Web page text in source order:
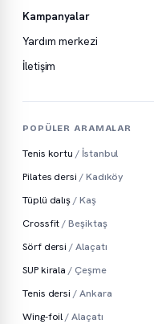
Kampanyalar
Yardım merkezi
İletişim
POPÜLER ARAMALAR
Tenis kortu/ İstanbul
Pilates dersi / Kadıköy
Tüplü dalış/ Kaş
Crossfit/ Beşiktaş
Sörf dersi/ Alaçatı
SUP kirala/ Çeşme
Tenis dersi/ Ankara
Wing-foil/ Alaçatı